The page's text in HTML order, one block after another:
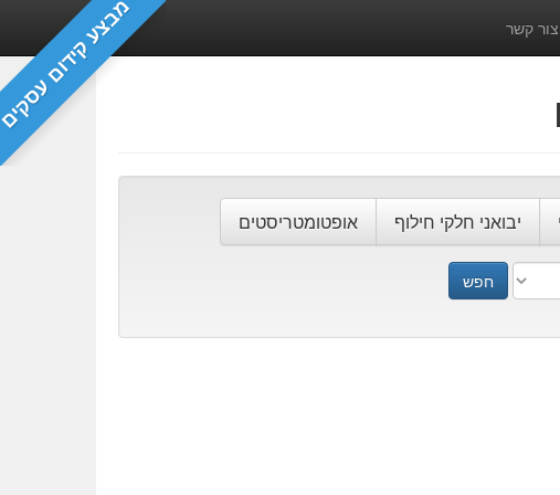
מבצע קידום צור קשר
יבואני חלקי חילוף אופטומטריסטים
חפש